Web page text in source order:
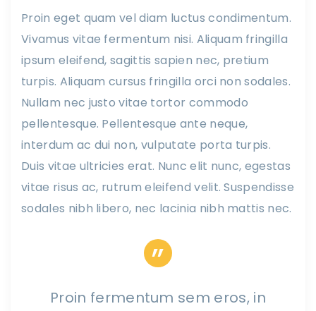
Proin eget quam vel diam luctus condimentum.
Vivamus vitae fermentum nisi. Aliquam fringilla
ipsum eleifend, sagittis sapien nec, pretium
turpis. Aliquam cursus fringilla orci non sodales.
Nullam nec justo vitae tortor commodo
pellentesque. Pellentesque ante neque,
interdum ac dui non, vulputate porta turpis.
Duis vitae ultricies erat. Nunc elit nunc, egestas
vitae risus ac, rutrum eleifend velit. Suspendisse
sodales nibh libero, nec lacinia nibh mattis nec.
Proin fermentum sem eros, in